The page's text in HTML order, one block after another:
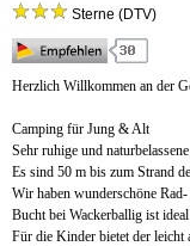
AnfahrtSterne (DTV)
Herzlich Willkommen an der
Camping für Jung & Alt
Sehr ruhige und
Es sind 50 m bis zum Strand
Wir haben wunderschöne
Bucht bei Wackerballig ist
Für die Kinder bietet der leicht